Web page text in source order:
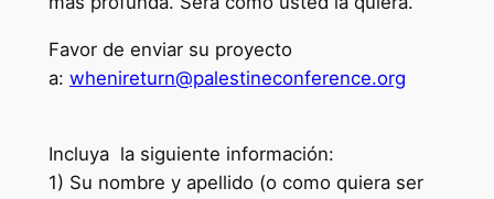
Favor de enviar su proyecto
a: whenireturn@palestineconference.org
Incluya la siguiente información:
1) Su nombre y apellido (o como quiera ser